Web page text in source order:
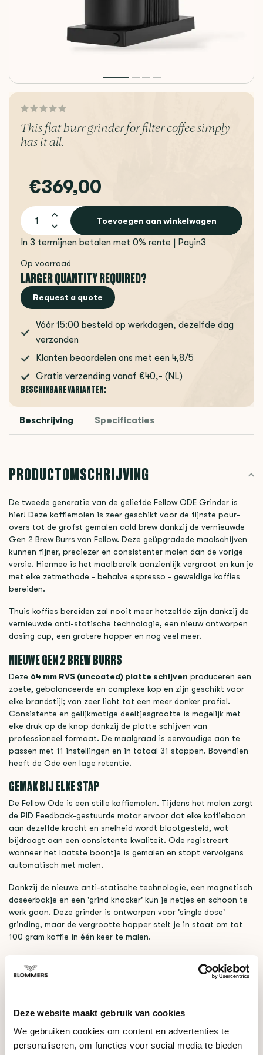
Deze website maakt gebruik van cookies
We gebruiken cookies om content en advertenties te
personaliseren, om functies voor social media te bieden
This flat burr grinder for filter coffee simply
has it all.
€369,00
Toevoegen aan winkelwagen
In 3 termijnen betalen met 0% rente | Payin3
Op voorraad
LARGER QUANTITY REQUIRED?
Request a quote
Vóór 15:00 besteld op werkdagen, dezelfde dag
verzonden
Klanten beoordelen ons met een 4,8/5
Gratis verzending vanaf €40,- (NL)
BESCHIKBARE VARIANTEN:
Beschrijving Specificaties
PRODUCTOMSCHRIJVING
De tweede generatie van de geliefde Fellow ODE Grinder is
hier! Deze koffiemolen is zeer geschikt voor de fijnste pour-
overs tot de grofst gemalen cold brew dankzij de vernieuwde
Gen 2 Brew Burrs van Fellow. Deze geüpgradede maalschijven
kunnen fijner, preciezer en consistenter malen dan de vorige
versie. Hiermee is het maalbereik aanzienlijk vergroot en kun je
met elke zetmethode - behalve espresso - geweldige koffies
bereiden.
Thuis koffies bereiden zal nooit meer hetzelfde zijn dankzij de
vernieuwde anti-statische technologie, een nieuw ontworpen
dosing cup, een grotere hopper en nog veel meer.
NIEUWE GEN 2 BREW BURRS
Deze 64 mm RVS (uncoated) platte schijven produceren een
zoete, gebalanceerde en complexe kop en zijn geschikt voor
elke brandstijl; van zeer licht tot een meer donker profiel.
Consistente en gelijkmatige deeltjesgrootte is mogelijk met
elke druk op de knop dankzij de platte schijven van
professioneel formaat. De maalgraad is eenvoudige aan te
passen met 11 instellingen en in totaal 31 stappen. Bovendien
heeft de Ode een lage retentie.
GEMAK BIJ ELKE STAP
De Fellow Ode is een stille koffiemolen. Tijdens het malen zorgt
de PID Feedback-gestuurde motor ervoor dat elke koffieboon
aan dezelfde kracht en snelheid wordt blootgesteld, wat
bijdraagt aan een consistente kwaliteit. Ode registreert
wanneer het laatste boontje is gemalen en stopt vervolgens
automatisch met malen.
Dankzij de nieuwe anti-statische technologie, een magnetisch
doseerbakje en een 'grind knocker' kun je netjes en schoon te
werk gaan. Deze grinder is ontworpen voor 'single dose'
grinding, maar de vergrootte hopper stelt je in staat om tot
100 gram koffie in één keer te malen.
SPECIFICATIES
GERELATEERDE PRODUCTEN